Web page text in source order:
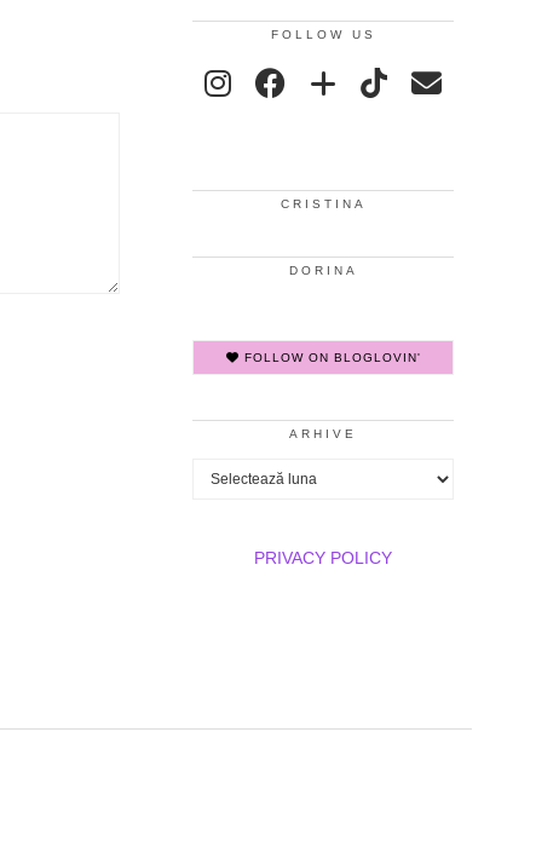
FOLLOW US
CRISTINA
DORINA
FOLLOW ON BLOGLOVIN'
ARHIVE
Arhive
PRIVACY POLICY